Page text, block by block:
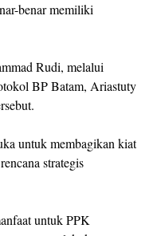
benar memiliki
Rudi, melalui
BP Batam, Ariastuty
untuk membagikan kiat
strategis
untuk PPK